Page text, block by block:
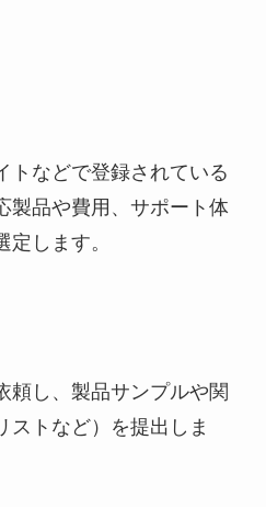
トなどで登録されている
製品や費用、サポート体
します。
頼し、製品サンプルや関
ストなど）を提出しま